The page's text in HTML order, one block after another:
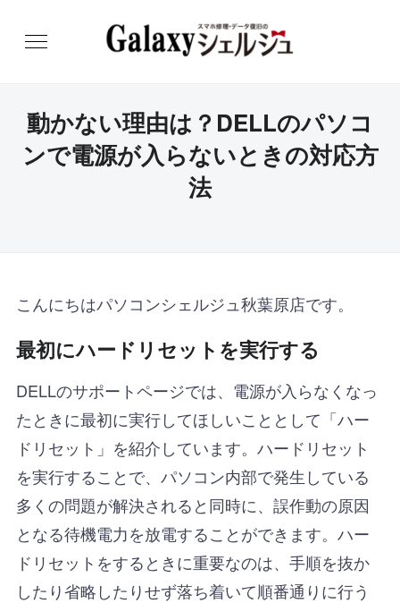
動かない理由は？DELLのパソコ
ンで電源が入らないときの対応方
法
こんにちはパソコンシェルジュ秋葉原店です。
最初にハードリセットを実行する
DELLのサポートページでは、電源が入らなくなっ
たときに最初に実行してほしいこととして「ハー
ドリセット」を紹介しています。ハードリセット
を実行することで、パソコン内部で発生している
多くの問題が解決されると同時に、誤作動の原因
となる待機電力を放電することができます。ハー
ドリセットをするときに重要なのは、手順を抜か
したり省略したりせず落ち着いて順番通りに行う